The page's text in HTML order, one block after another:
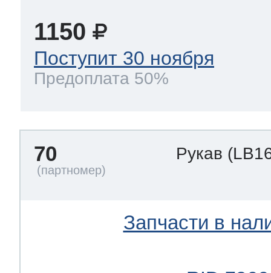
1150
Поступит 30 ноября
Предоплата 50%
70 Рукав
Запчасти в